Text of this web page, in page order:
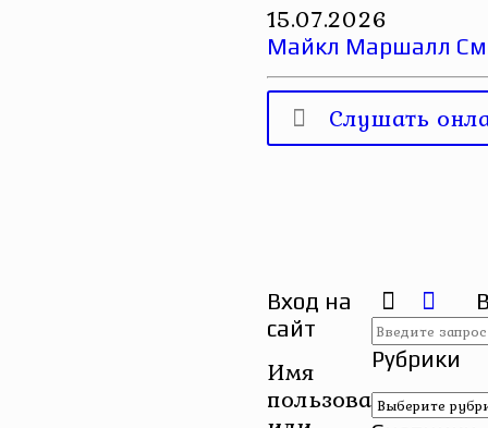
15.07.2026
Майкл Маршалл
Слушать
Вход на
сайт
Имя
пользователя
Рубрики
Рубрики